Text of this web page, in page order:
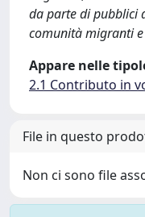
da parte di pubblici
comunità migranti
Appare nelle
2.1 Contributo in
File in questo
Non ci sono file